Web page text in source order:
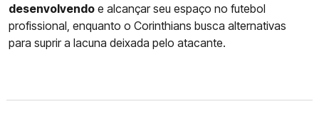
desenvolvendo e alcançar seu espaço no futebol
profissional, enquanto o Corinthians busca alternativas
para suprir a lacuna deixada pelo atacante.